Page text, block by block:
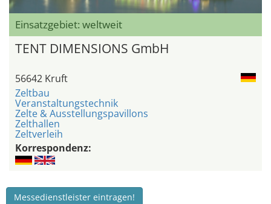
Einsatzgebiet: weltweit
TENT DIMENSIONS GmbH
56642 Kruft
Zeltbau
Veranstaltungstechnik
Zelte & Ausstellungspavillons
Zelthallen
Zeltverleih
Korrespondenz:
Messedienstleister eintragen!